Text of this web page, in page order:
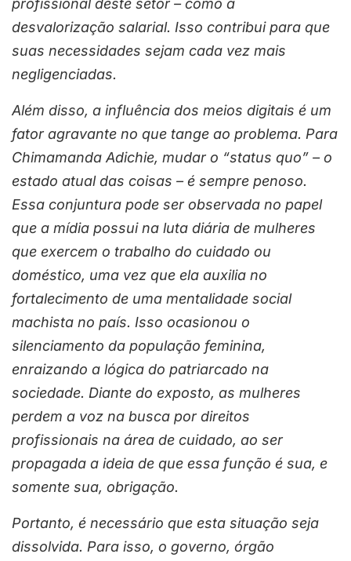
profissional deste setor – como a
desvalorização salarial. Isso contribui para que
suas necessidades sejam cada vez mais
negligenciadas.
Além disso, a influência dos meios digitais é um
fator agravante no que tange ao problema. Para
Chimamanda Adichie, mudar o “status quo” – o
estado atual das coisas – é sempre penoso.
Essa conjuntura pode ser observada no papel
que a mídia possui na luta diária de mulheres
que exercem o trabalho do cuidado ou
doméstico, uma vez que ela auxilia no
fortalecimento de uma mentalidade social
machista no país. Isso ocasionou o
silenciamento da população feminina,
enraizando a lógica do patriarcado na
sociedade. Diante do exposto, as mulheres
perdem a voz na busca por direitos
profissionais na área de cuidado, ao ser
propagada a ideia de que essa função é sua, e
somente sua, obrigação.
Portanto, é necessário que esta situação seja
dissolvida. Para isso, o governo, órgão